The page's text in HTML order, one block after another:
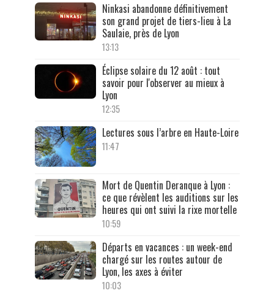
Ninkasi abandonne définitivement
son grand projet de tiers-lieu à La
Saulaie, près de Lyon
13:13
Éclipse solaire du 12 août : tout
savoir pour l'observer au mieux à
Lyon
12:35
Lectures sous l’arbre en Haute-Loire
11:47
Mort de Quentin Deranque à Lyon :
ce que révèlent les auditions sur les
heures qui ont suivi la rixe mortelle
10:59
Départs en vacances : un week-end
chargé sur les routes autour de
Lyon, les axes à éviter
10:03